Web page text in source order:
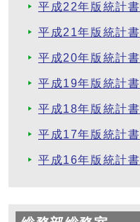
平成22年版統計書
平成21年版統計書
平成20年版統計書
平成19年版統計書
平成18年版統計書
平成17年版統計書
平成16年版統計書